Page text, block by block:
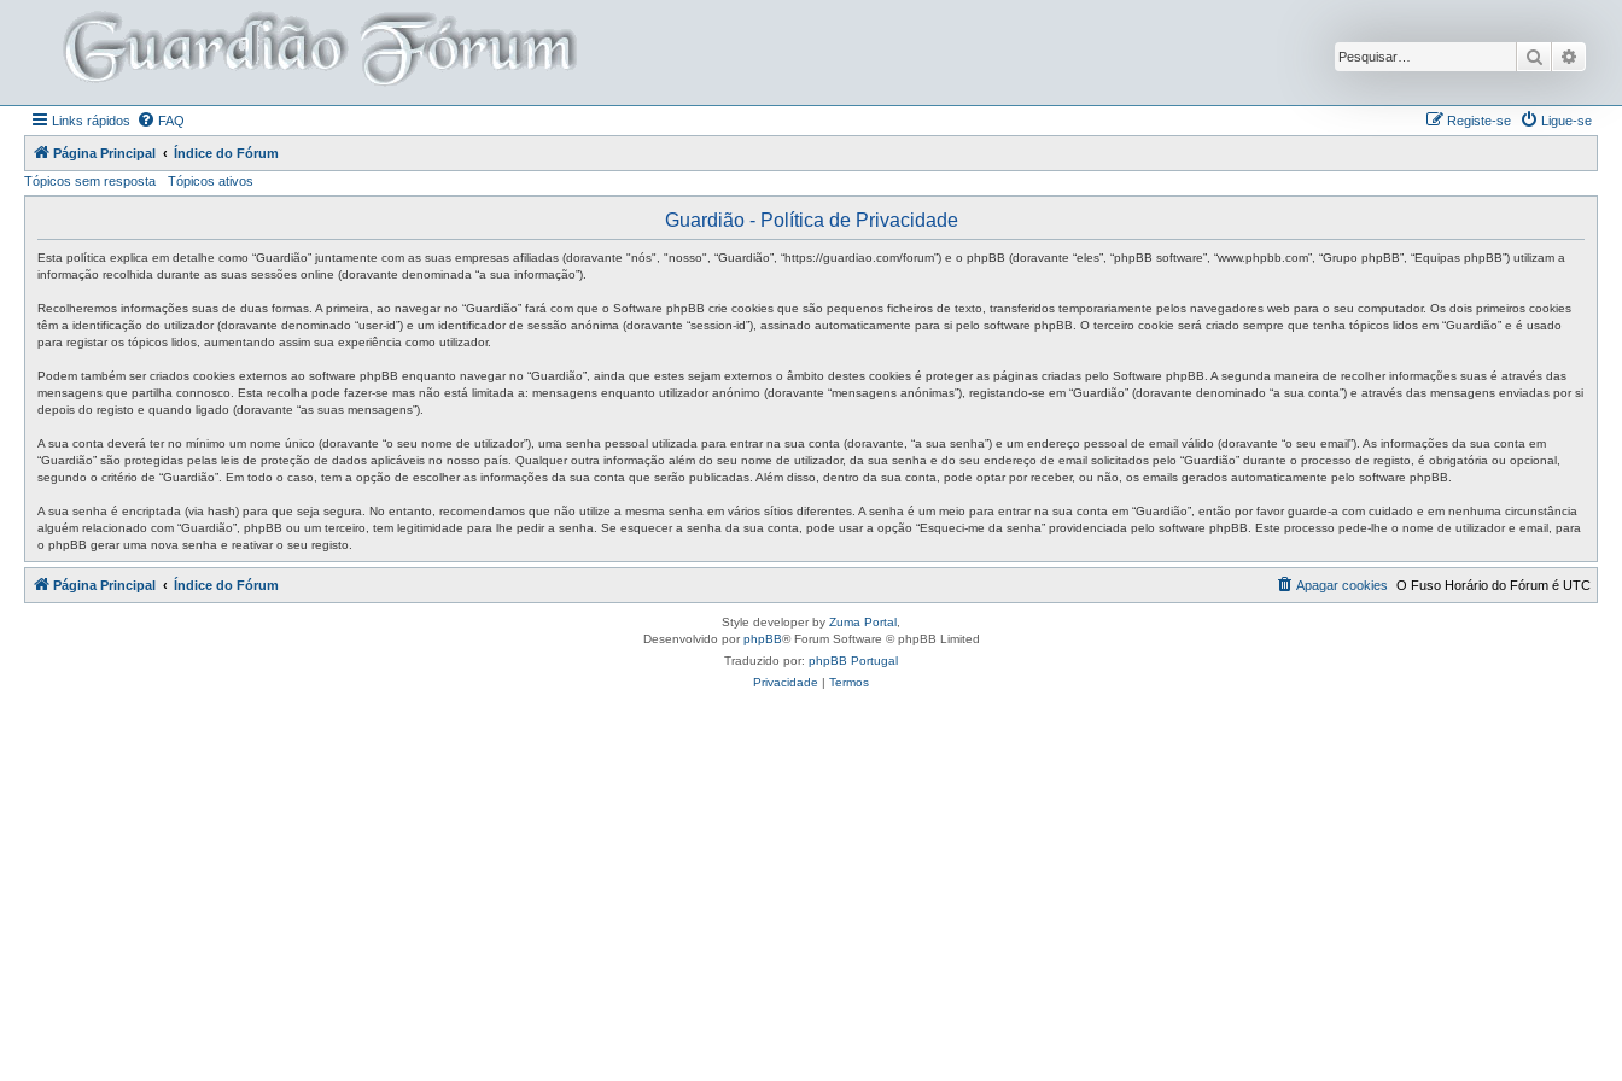
Pesquisar
Links rápidos FAQ Ligue-se
Registe-se
Página Principal
Índice do Fórum
Tópicos sem resposta
Tópicos ativos
Guardião - Política de Privacidade
Esta política explica em detalhe como “Guardião” juntamente com as suas empresas afiliadas (doravante "nós", "nosso", “Guardião”, “https://guardiao.com/forum”) e o phpBB (doravante “eles”, “phpBB software”, “www.phpbb.com”, “Grupo phpBB”, “Equipas phpBB”) utilizam a
informação recolhida durante as suas sessões online (doravante denominada “a sua informação”).
Recolheremos informações suas de duas formas. A primeira, ao navegar no “Guardião” fará com que o Software phpBB crie cookies que são pequenos ficheiros de texto, transferidos temporariamente pelos navegadores web para o seu computador. Os dois primeiros cookies
têm a identificação do utilizador (doravante denominado “user-id”) e um identificador de sessão anónima (doravante “session-id”), assinado automaticamente para si pelo software phpBB. O terceiro cookie será criado sempre que tenha tópicos lidos em “Guardião” e é usado
para registar os tópicos lidos, aumentando assim sua experiência como utilizador.
Podem também ser criados cookies externos ao software phpBB enquanto navegar no “Guardião”, ainda que estes sejam externos o âmbito destes cookies é proteger as páginas criadas pelo Software phpBB. A segunda maneira de recolher informações suas é através das
mensagens que partilha connosco. Esta recolha pode fazer-se mas não está limitada a: mensagens enquanto utilizador anónimo (doravante “mensagens anónimas”), registando-se em “Guardião” (doravante denominado “a sua conta”) e através das mensagens enviadas por si
depois do registo e quando ligado (doravante “as suas mensagens”).
A sua conta deverá ter no mínimo um nome único (doravante “o seu nome de utilizador”), uma senha pessoal utilizada para entrar na sua conta (doravante, “a sua senha”) e um endereço pessoal de email válido (doravante “o seu email”). As informações da sua conta em
“Guardião” são protegidas pelas leis de proteção de dados aplicáveis no nosso país. Qualquer outra informação além do seu nome de utilizador, da sua senha e do seu endereço de email solicitados pelo “Guardião” durante o processo de registo, é obrigatória ou opcional,
segundo o critério de “Guardião”. Em todo o caso, tem a opção de escolher as informações da sua conta que serão publicadas. Além disso, dentro da sua conta, pode optar por receber, ou não, os emails gerados automaticamente pelo software phpBB.
A sua senha é encriptada (via hash) para que seja segura. No entanto, recomendamos que não utilize a mesma senha em vários sítios diferentes. A senha é um meio para entrar na sua conta em “Guardião”, então por favor guarde-a com cuidado e em nenhuma circunstância
alguém relacionado com “Guardião”, phpBB ou um terceiro, tem legitimidade para lhe pedir a senha. Se esquecer a senha da sua conta, pode usar a opção “Esqueci-me da senha” providenciada pelo software phpBB. Este processo pede-lhe o nome de utilizador e email, para
o phpBB gerar uma nova senha e reativar o seu registo.
Página Principal Índice do Fórum O Fuso Horário do Fórum é UTC
Apagar cookies
Style developer by Zuma Portal
Desenvolvido porphpBB® Forum Software © phpBB Limited
Traduzido por: phpBB Portugal
Privacidade | Termos